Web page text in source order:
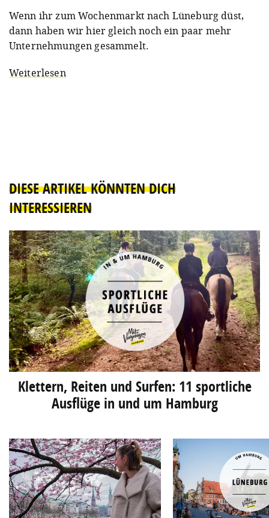
Wenn ihr zum Wochenmarkt nach Lüneburg düst,
dann haben wir hier gleich noch ein paar mehr
Unternehmungen gesammelt.
Weiterlesen
DIESE ARTIKEL KÖNNTEN DICH
INTERESSIEREN
Klettern, Reiten und Surfen: 11 sportliche
Ausflüge in und um Hamburg